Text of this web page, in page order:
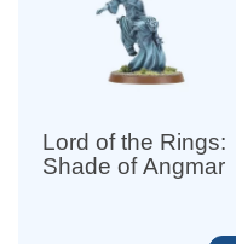
Lord of the Rings:
Shade of Angmar